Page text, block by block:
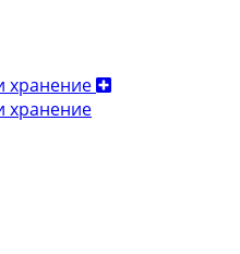
хранение
хранение